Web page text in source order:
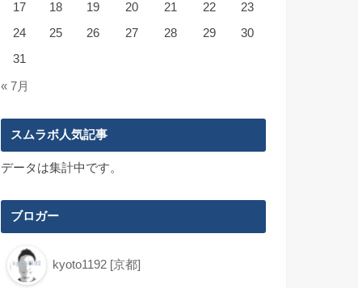
17
18 19 20 21 22
23
24
25 26 27 28 29
30
31
« 7月
スムラボ人気記事
データは集計中です。
ブロガー
kyoto1192 [京都]